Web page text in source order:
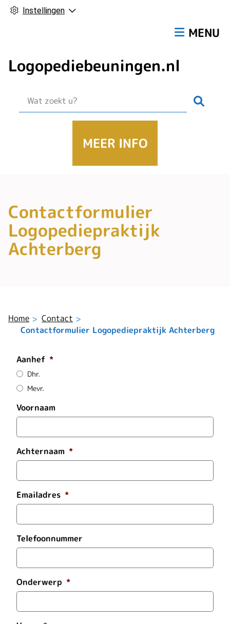
Instellingen
Logopediebeuningen.nl
MENU
MEER INFO
Home
Contact
Contactformulier Logopediepraktijk Achterberg
Contactformulier
Logopediepraktijk
Achterberg
Aanhef *
Dhr.
Mevr.
Voornaam
Achternaam *
Emailadres *
Telefoonnummer
Onderwerp *